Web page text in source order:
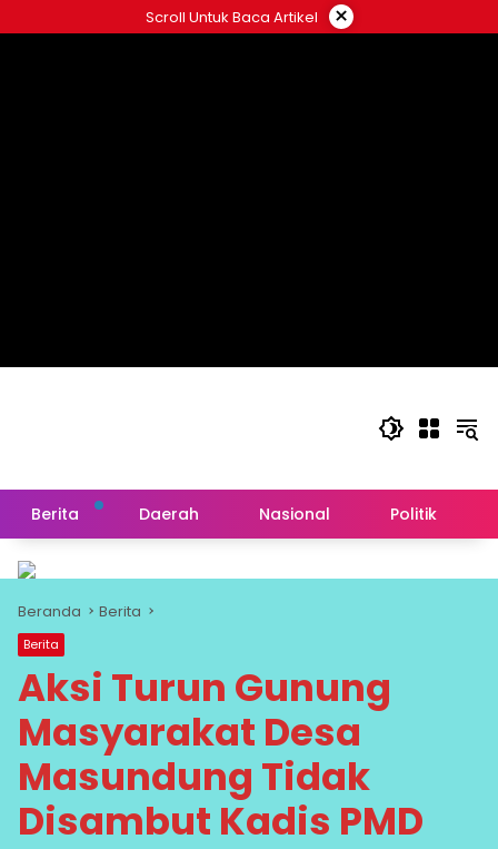
ke
Scroll Untuk Baca Artikel ×
Berita Daerah Nasional Politik
Beranda Berita
Berita
Aksi Turun Gunung
Masyarakat Desa
Masundung Tidak
Disambut Kadis PMD